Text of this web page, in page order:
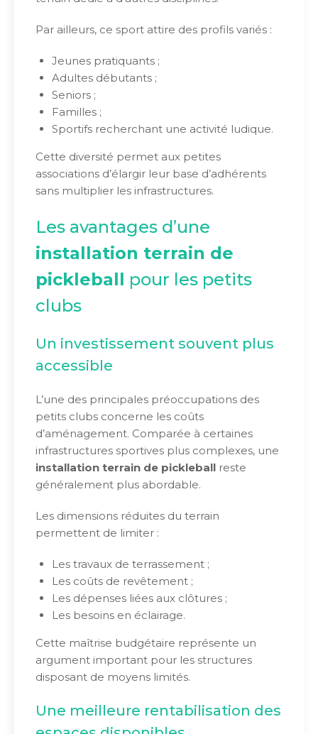
Par ailleurs, ce sport attire des profils variés :
Jeunes pratiquants ;
Adultes débutants ;
Seniors ;
Familles ;
Sportifs recherchant une activité ludique.
Cette diversité permet aux petites
associations d’élargir leur base d’adhérents
sans multiplier les infrastructures.
Les avantages d’une
installation terrain de
pickleball pour les petits
clubs
Un investissement souvent plus
accessible
L’une des principales préoccupations des
petits clubs concerne les coûts
d’aménagement. Comparée à certaines
infrastructures sportives plus complexes, une
installation terrain de pickleball reste
généralement plus abordable.
Les dimensions réduites du terrain
permettent de limiter :
Les travaux de terrassement ;
Les coûts de revêtement ;
Les dépenses liées aux clôtures ;
Les besoins en éclairage.
Cette maîtrise budgétaire représente un
argument important pour les structures
disposant de moyens limités.
Une meilleure rentabilisation des